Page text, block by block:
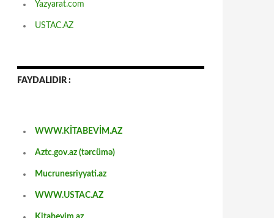
Yazyarat.com
USTAC.AZ
FAYDALIDIR :
WWW.KİTABEVİM.AZ
Aztc.gov.az (tərcümə)
Mucrunesriyyati.az
WWW.USTAC.AZ